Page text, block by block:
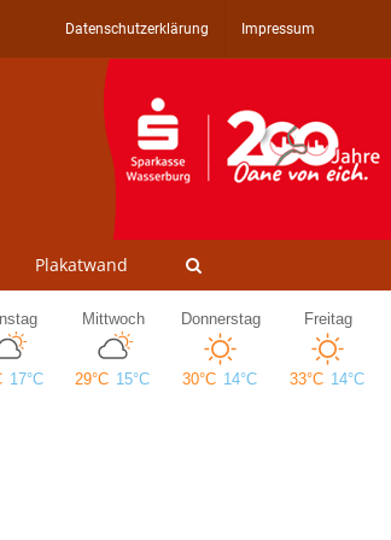
Datenschutzerklärung Impressum
Plakatwand